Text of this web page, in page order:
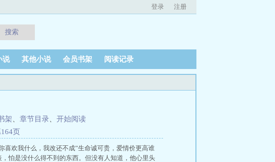
登录 注册
搜索
说 其他小说 会员书架 阅读记录
架 章节目录
开始阅读
页
欢我什么，我改还不成”生命诚可贵，爱情价更高谁
怕是没什么得不到的东西。但没有人知道，他心里头